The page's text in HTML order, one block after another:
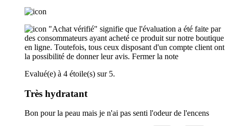
"Achat vérifié" signifie que l'évaluation a été faite par
des consommateurs ayant acheté ce produit sur notre boutique
en ligne. Toutefois, tous ceux disposant d'un compte client ont
la possibilité de donner leur avis. Fermer la note
Evalué(e) à 4 étoile(s) sur 5.
Très hydratant
Bon pour la peau mais je n'ai pas senti l'odeur de l'encens